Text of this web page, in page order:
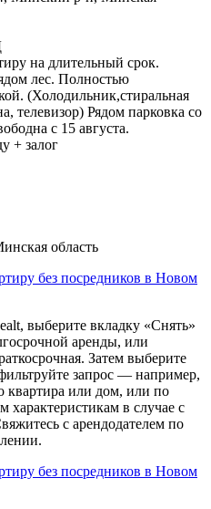
на длительный срок.
лес. Полностью
(Холодильник,стиральная
телевизор) Рядом парковка со
с 15 августа.
+ залог
область
без посредников в Новом
выберите вкладку «Снять»
аренды, или
Затем выберите
запрос — например,
квартира или дом, или по
характеристикам в случае с
с арендодателем по
без посредников в Новом